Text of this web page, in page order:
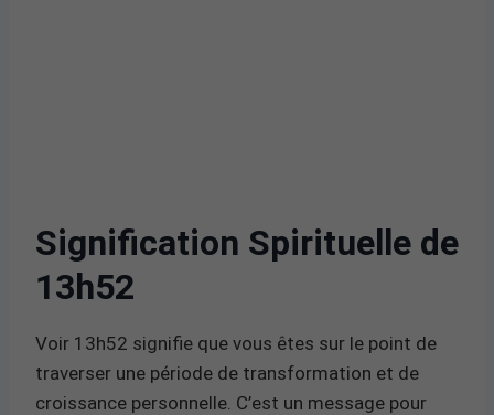
Signification Spirituelle de
13h52
Voir 13h52 signifie que vous êtes sur le point de
traverser une période de transformation et de
croissance personnelle. C’est un message pour